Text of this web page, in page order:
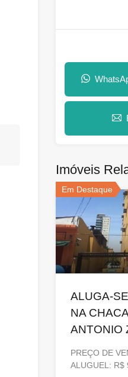
Imóveis
Em Destaque
ALUGA-
NA
ANTONIO
PREÇO DE
ALUGUEL: R$